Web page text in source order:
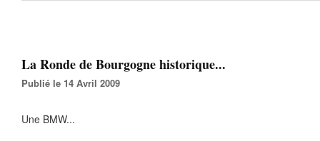
La Ronde de Bourgogne historique...
Publié le 14 Avril 2009
Une BMW...